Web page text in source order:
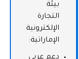
بيئة
التجارة
الإلكترونية
الإماراتية: